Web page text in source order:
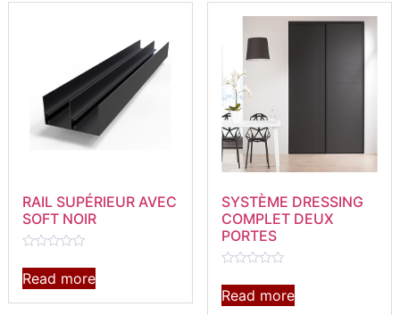
RAIL SUPÉRIEUR AVEC
SOFT NOIR
0
out
5
Read more
SYSTÈME DRESSING
COMPLET DEUX
PORTES
0
out
Read more